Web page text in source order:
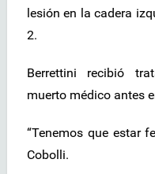
lesión en la cadera
2.
Berrettini recibió
muerto médico antes
“Tenemos que estar
Cobolli.